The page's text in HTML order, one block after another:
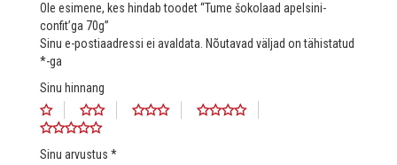
Ole esimene, kes hindab toodet “Tume šokolaad apelsini-
confit’ga 70g”
Sinu e-postiaadressi ei avaldata. Nõutavad väljad on tähistatud
*-ga
Sinu hinnang
Sinu arvustus *